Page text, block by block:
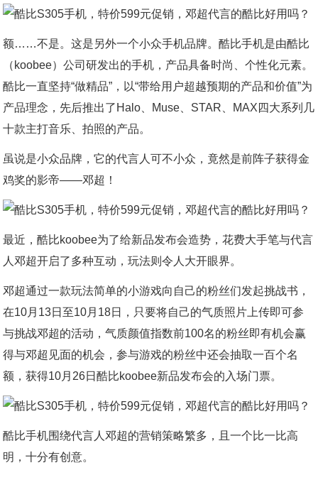
额……不是。这是另外一个小众手机品牌。酷比手机是由酷比
（koobee）公司研发出的手机，产品具备时尚、个性化元素。
酷比一直坚持“做精品”，以“带给用户超越预期的产品和价值”为
产品理念，先后推出了Halo、Muse、STAR、MAX四大系列几
十款主打音乐、拍照的产品。
虽说是小众品牌，它的代言人可不小众，竟然是前阵子获得金
鸡奖的影帝——邓超！
最近，酷比koobee为了给新品发布会造势，花费大手笔与代言
人邓超开启了多种互动，玩法则令人大开眼界。
邓超通过一款玩法简单的小游戏向自己的粉丝们发起挑战书，
在10月13日至10月18日，只要将自己的气质照片上传即可参
与挑战邓超的活动，气质颜值指数前100名的粉丝即有机会赢
得与邓超见面的机会，参与游戏的粉丝中还会抽取一百个名
额，获得10月26日酷比koobee新品发布会的入场门票。
酷比手机围绕代言人邓超的营销策略繁多，且一个比一比高
明，十分有创意。